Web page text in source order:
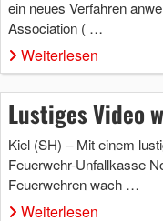
ein neues Verfahren
Association ( …
Weiterlesen
Lustiges Video
Kiel (SH) – Mit einem
Feuerwehr-Unfallkasse
Feuerwehren wach …
Weiterlesen